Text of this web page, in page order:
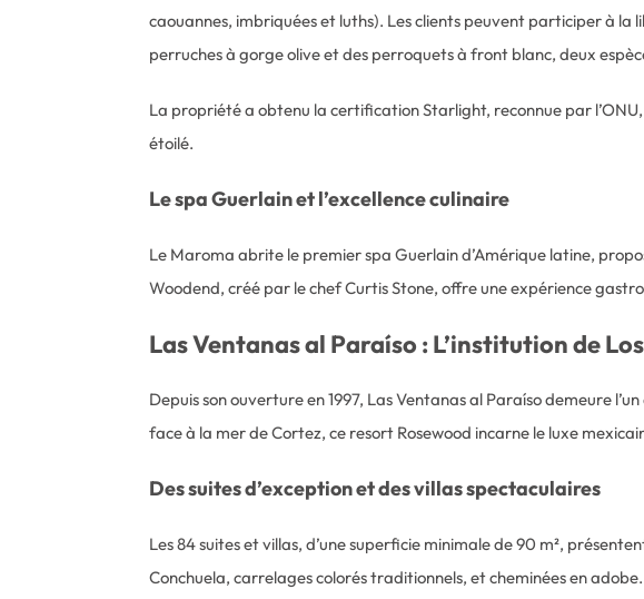
caouannes, imbriquées et luths). Les clients peuvent participer à la
perruches à gorge olive et des perroquets à front blanc, deux
La propriété a obtenu la certification Starlight, reconnue par
étoilé.
Le spa Guerlain et l’excellence culinaire
Le Maroma abrite le premier spa Guerlain d’Amérique latine,
Woodend, créé par le chef Curtis Stone, offre une expérience
Las Ventanas al Paraíso : L’institution de
Depuis son ouverture en 1997, Las Ventanas al Paraíso demeure
face à la mer de Cortez, ce resort Rosewood incarne le luxe
Des suites d’exception et des villas spectaculaires
Les 84 suites et villas, d’une superficie minimale de 90 m²,
Conchuela, carrelages colorés traditionnels, et cheminées en